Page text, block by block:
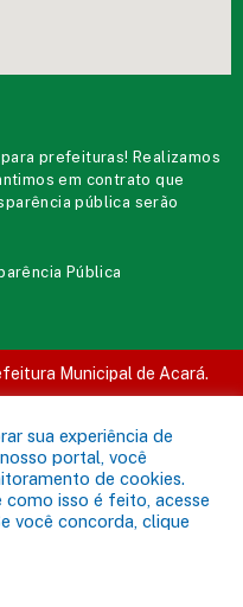
prefeituras! Realizamos
em contrato que
pública serão
Pública
Municipal de Acará.
sua experiência de
portal, você
de cookies.
isso é feito, acesse
você concorda, clique